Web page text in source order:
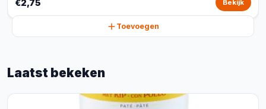
€2,75 Bekijk
Toevoegen
Laatst bekeken